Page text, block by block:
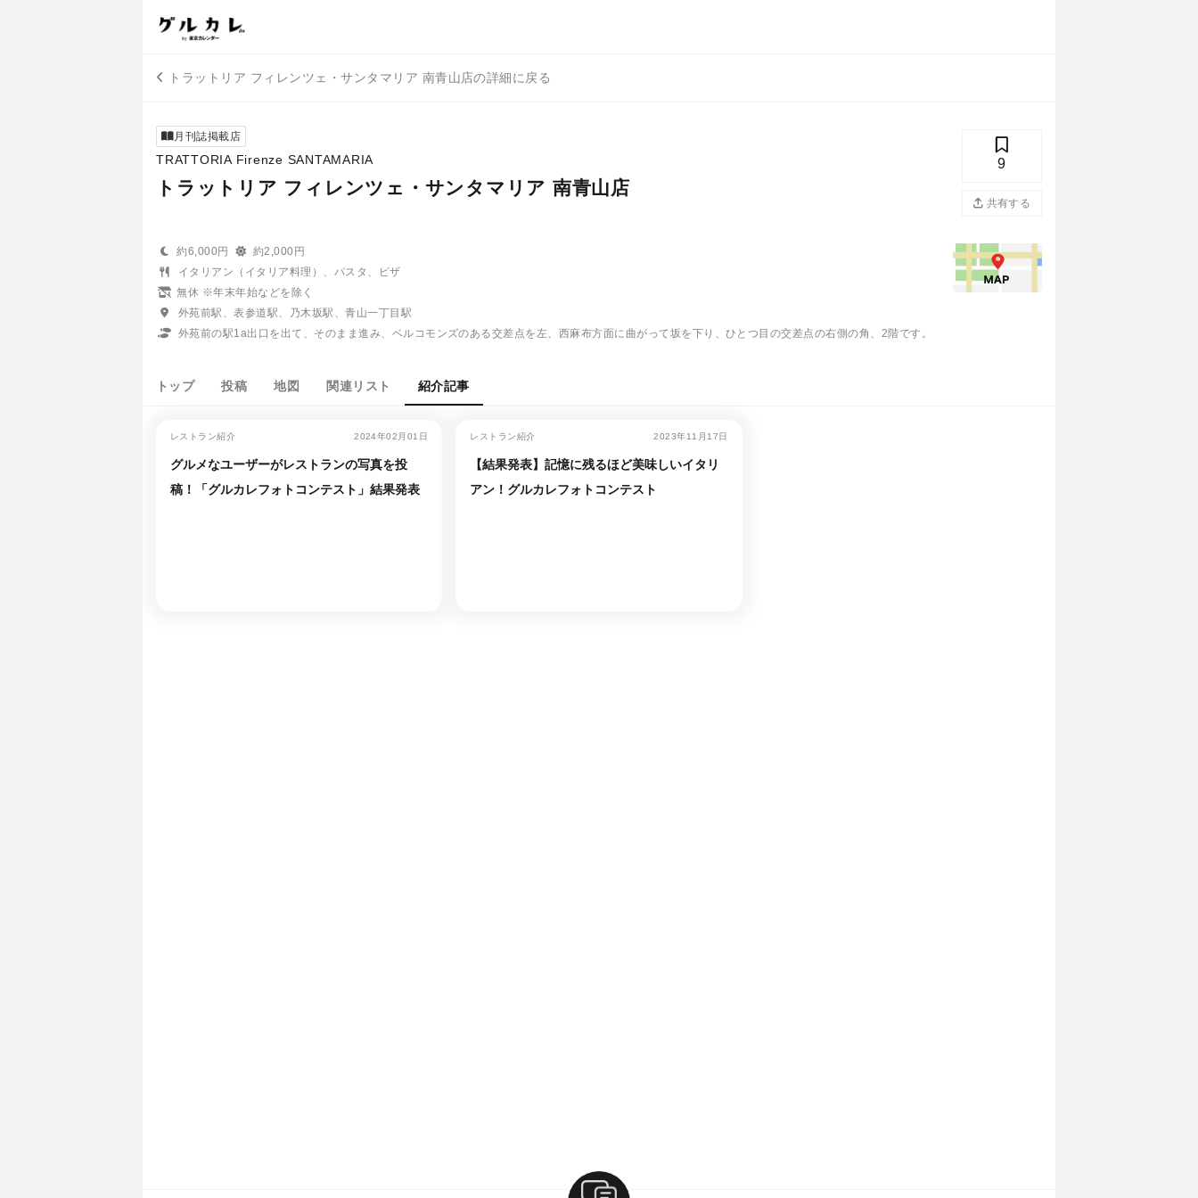
トラットリア フィレンツェ・サンタマリア 南青山店の詳細に戻る
月刊誌掲載店
TRATTORIA Firenze SANTAMARIA
トラットリア フィレンツェ・サンタマリア 南青山店
9
共有する
約6,000円
約2,000円
イタリアン（イタリア料理）、パスタ、ピザ
無休 ※年末年始などを除く
外苑前駅、表参道駅、乃木坂駅、青山一丁目駅
外苑前の駅1a出口を出て、そのまま進み、ベルコモンズのある交差点を左、西麻布方面に曲がって坂を下り、ひとつ目の交差点の右側の角、2階です。
トップ 投稿 地図 関連リスト 紹介記事
レストラン紹介 2024年02月01日
グルメなユーザーがレストランの写真を投
稿！「グルカレフォトコンテスト」結果発表
レストラン紹介 2023年11月17日
【結果発表】記憶に残るほど美味しいイタリ
アン！グルカレフォトコンテスト